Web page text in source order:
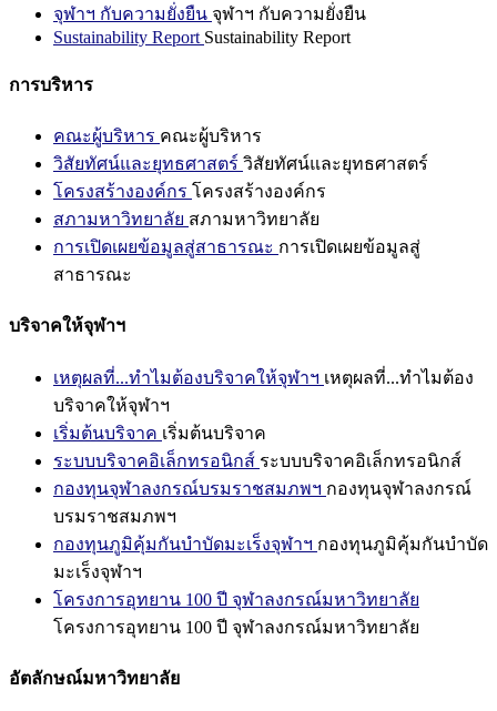
จุฬาฯ กับความยั่งยืน จุฬาฯ กับความยั่งยืน
Sustainability Report Sustainability Report
การบริหาร
คณะผู้บริหาร คณะผู้บริหาร
วิสัยทัศน์และยุทธศาสตร์ วิสัยทัศน์และยุทธศาสตร์
โครงสร้างองค์กร โครงสร้างองค์กร
สภามหาวิทยาลัย สภามหาวิทยาลัย
การเปิดเผยข้อมูลสู่สาธารณะ การเปิดเผยข้อมูลสู่
สาธารณะ
บริจาคให้จุฬาฯ
เหตุผลที่...ทำไมต้องบริจาคให้จุฬาฯ เหตุผลที่...ทำไมต้อง
บริจาคให้จุฬาฯ
เริ่มต้นบริจาค เริ่มต้นบริจาค
ระบบบริจาคอิเล็กทรอนิกส์ ระบบบริจาคอิเล็กทรอนิกส์
กองทุนจุฬาลงกรณ์บรมราชสมภพฯ กองทุนจุฬาลงกรณ์
บรมราชสมภพฯ
กองทุนภูมิคุ้มกันบำบัดมะเร็งจุฬาฯ กองทุนภูมิคุ้มกันบำบัด
มะเร็งจุฬาฯ
โครงการอุทยาน 100 ปี จุฬาลงกรณ์มหาวิทยาลัย
โครงการอุทยาน 100 ปี จุฬาลงกรณ์มหาวิทยาลัย
อัตลักษณ์มหาวิทยาลัย